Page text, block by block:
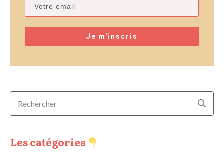
Je m'inscris
Les catégories